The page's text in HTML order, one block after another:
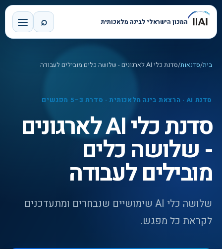
המכון הישראלי לבינה מלאכותית ⌕
בית/סדנאות/סדנת כלי AI לארגונים - שלושה כלים מובילים לעבודה
סדנת AI · הרצאת בינה מלאכותית · סדרת 3–5 מפגשים
סדנת כלי AI לארגונים
- שלושה כלים
מובילים לעבודה
שלושה כלי AI שימושיים שנבחרים ומתעדכנים
לקראת כל מפגש.